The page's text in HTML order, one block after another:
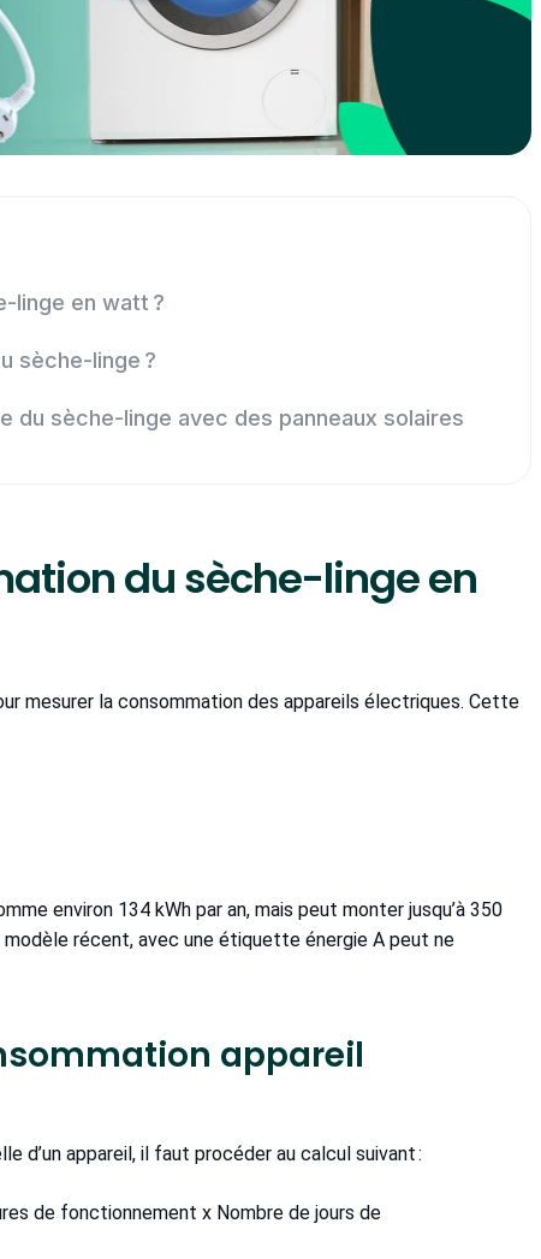
linge en watt ?
sèche-linge ?
du sèche-linge avec des panneaux solaires
du sèche-linge en
mesurer la consommation des appareils électriques. Cette
environ 134 kWh par an, mais peut monter jusqu’à 350
modèle récent, avec une étiquette énergie A peut ne
appareil
d’un appareil, il faut procéder au calcul suivant :
de fonctionnement x Nombre de jours de